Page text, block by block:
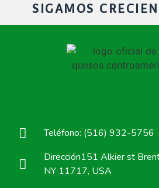
SIGAMOS
Teléfono: (516) 932-5756
Dirección151 Alkier st
NY 11717, USA